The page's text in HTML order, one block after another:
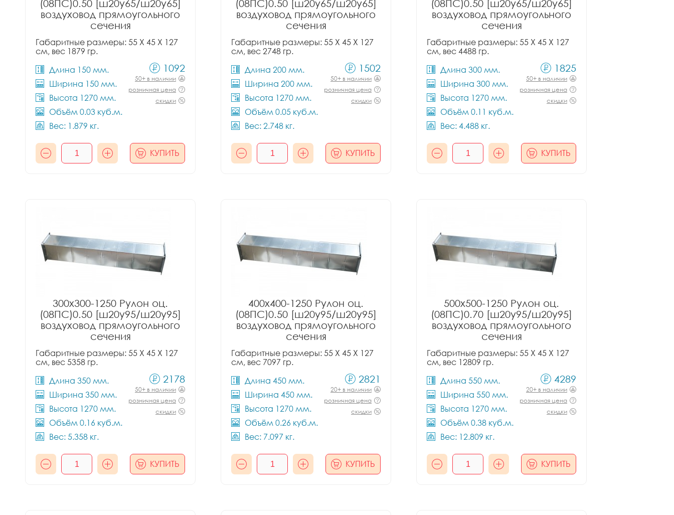
(08ПС)0.50 [ш20у65/ш20у65]
воздуховод прямоугольного
сечения
Габаритные размеры: 55 X 45 X 127
см, вес 1879 гр.
Длина 150 мм.
Ширина 150 мм.
Высота 1270 мм.
Объём 0.03 куб.м.
Вес: 1.879 кг.
1092
50+ в наличии
розничная цена
скидки
КУПИТЬ
(08ПС)0.50 [ш20у65/ш20у65]
воздуховод прямоугольного
сечения
Габаритные размеры: 55 X 45 X 127
см, вес 2748 гр.
Длина 200 мм.
Ширина 200 мм.
Высота 1270 мм.
Объём 0.05 куб.м.
Вес: 2.748 кг.
1502
50+ в наличии
розничная цена
скидки
КУПИТЬ
(08ПС)0.50 [ш20у65/ш20у65]
воздуховод прямоугольного
сечения
Габаритные размеры: 55 X 45 X 127
см, вес 4488 гр.
Длина 300 мм.
Ширина 300 мм.
Высота 1270 мм.
Объём 0.11 куб.м.
Вес: 4.488 кг.
1825
50+ в наличии
розничная цена
скидки
КУПИТЬ
300x300-1250 Рулон оц.
(08ПС)0.50 [ш20у95/ш20у95]
воздуховод прямоугольного
сечения
Габаритные размеры: 55 X 45 X 127
см, вес 5358 гр.
Длина 350 мм.
Ширина 350 мм.
Высота 1270 мм.
Объём 0.16 куб.м.
Вес: 5.358 кг.
2178
50+ в наличии
розничная цена
скидки
КУПИТЬ
400x400-1250 Рулон оц.
(08ПС)0.50 [ш20у95/ш20у95]
воздуховод прямоугольного
сечения
Габаритные размеры: 55 X 45 X 127
см, вес 7097 гр.
Длина 450 мм.
Ширина 450 мм.
Высота 1270 мм.
Объём 0.26 куб.м.
Вес: 7.097 кг.
2821
20+ в наличии
розничная цена
скидки
КУПИТЬ
500x500-1250 Рулон оц.
(08ПС)0.70 [ш20у95/ш20у95]
воздуховод прямоугольного
сечения
Габаритные размеры: 55 X 45 X 127
см, вес 12809 гр.
Длина 550 мм.
Ширина 550 мм.
Высота 1270 мм.
Объём 0.38 куб.м.
Вес: 12.809 кг.
4289
20+ в наличии
розничная цена
скидки
КУПИТЬ